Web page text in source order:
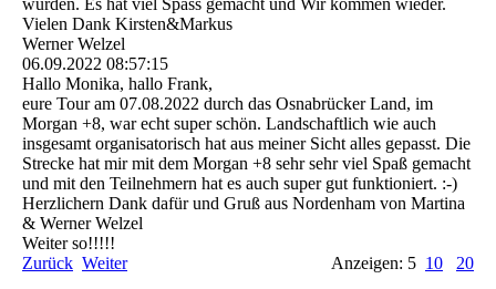
wurden. Es hat viel Spass gemacht und Wir kommen wieder.
Vielen Dank Kirsten&Markus
Werner Welzel
06.09.2022 08:57:15
Hallo Monika, hallo Frank,
eure Tour am 07.08.2022 durch das Osnabrücker Land, im
Morgan +8, war echt super schön. Landschaftlich wie auch
insgesamt organisatorisch hat aus meiner Sicht alles gepasst. Die
Strecke hat mir mit dem Morgan +8 sehr sehr viel Spaß gemacht
und mit den Teilnehmern hat es auch super gut funktioniert. :-)
Herzlichern Dank dafür und Gruß aus Nordenham von Martina
& Werner Welzel
Weiter so!!!!!
Zurück Weiter Anzeigen: 5 10 20